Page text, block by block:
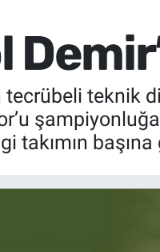
tecrübeli teknik
takımın